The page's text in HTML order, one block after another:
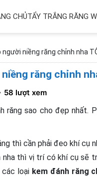
CHỦTẨY TRẮNG RĂNG
người niềng răng chỉnh nha
răng chỉnh
58 lượt xem
răng sao cho đẹp nhất.
thì cần phải đeo khí cụ
thì vị trí có khí cụ sẽ
các loại kem đánh răng